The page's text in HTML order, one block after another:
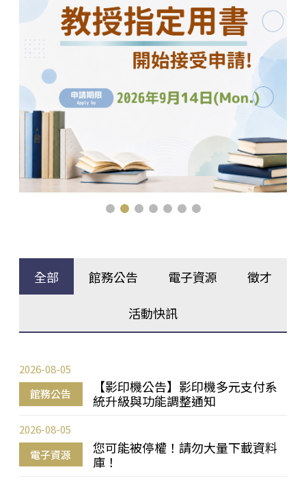
全部 館務公告 電子資源 徵才
活動快訊
館務公告
【影印機公告】影印機多元支付系
統升級與功能調整通知
2026-08-05
電子資源
您可能被停權！請勿大量下載資料
庫！
2026-08-05